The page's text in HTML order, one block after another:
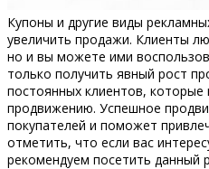
Купоны и другие виды
увеличить продажи. Клиенты
но и вы можете ими
только получить явный рост
постоянных клиентов,
продвижению. Успешное
покупателей и поможет
отметить, что если вас
рекомендуем посетить данный